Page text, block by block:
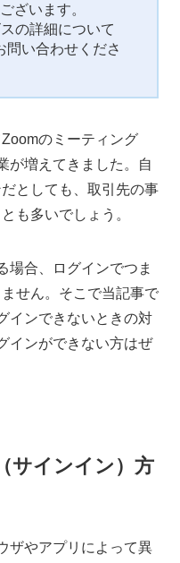
ざいます。
の詳細について
問い合わせくださ
のミーティング
が増えてきました。自
としても、取引先の事
も多いでしょう。
場合、ログインでつま
せん。そこで当記事で
インできないときの対
インができない方はぜ
サインイン）方
ザやアプリによって異